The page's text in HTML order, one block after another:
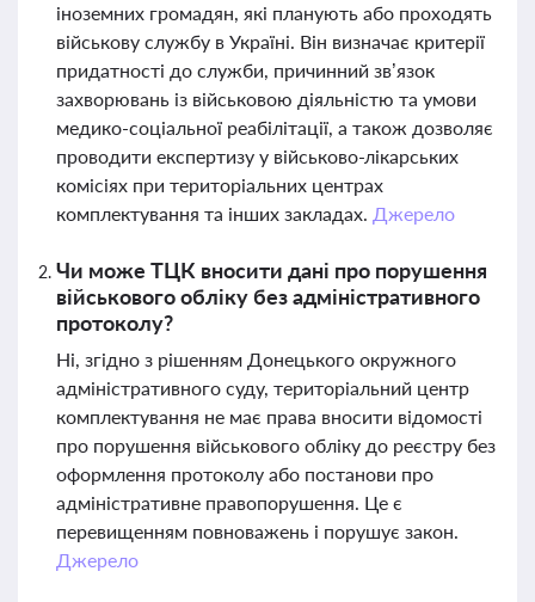
іноземних громадян, які планують або проходять
військову службу в Україні. Він визначає критерії
придатності до служби, причинний зв’язок
захворювань із військовою діяльністю та умови
медико-соціальної реабілітації, а також дозволяє
проводити експертизу у військово-лікарських
комісіях при територіальних центрах
комплектування та інших закладах. Джерело
Чи може ТЦК вносити дані про порушення
військового обліку без адміністративного
протоколу?
Ні, згідно з рішенням Донецького окружного
адміністративного суду, територіальний центр
комплектування не має права вносити відомості
про порушення військового обліку до реєстру без
оформлення протоколу або постанови про
адміністративне правопорушення. Це є
перевищенням повноважень і порушує закон.
Джерело